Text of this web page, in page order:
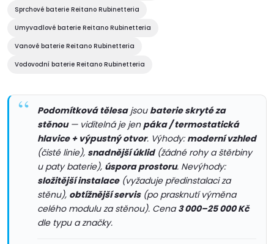
Sprchové baterie Reitano Rubinetteria
Umyvadlové baterie Reitano Rubinetteria
Vanové baterie Reitano Rubinetteria
Vodovodní baterie Reitano Rubinetteria
Podomítková tělesajsou baterie skryté za
stěnou— viditelná je jenpáka / termostatická
hlavice + výpustný otvor. Výhody: moderní vzhled
(čisté linie), snadnější úklid(žádné rohy a štěrbiny
u paty baterie), úspora prostoru. Nevýhody:
složitější instalace(vyžaduje předinstalaci za
stěnu), obtížnější servis(po prasknutí výměna
celého modulu za stěnou). Cena3 000–25 000 Kč
dle typu a značky.